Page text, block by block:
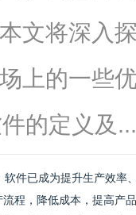
文将深入
上的一些
的定义及
件已成为提升生产效
程，降低成本，提高产